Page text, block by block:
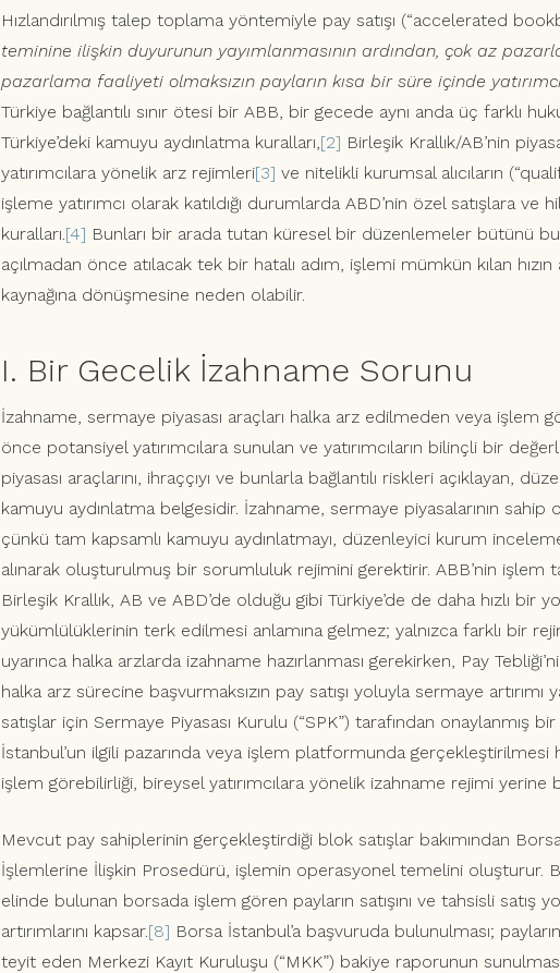
Hızlandırılmış talep toplama yöntemiyle pay satışı (“accelerated
teminine ilişkin duyurunun yayımlanmasının ardından, çok az
pazarlama faaliyeti olmaksızın payların kısa bir süre içinde
Türkiye bağlantılı sınır ötesi bir ABB, bir gecede aynı anda üç farklı
Türkiye’deki kamuyu aydınlatma kuralları, [2] Birleşik Krallık/AB’nin
yatırımcılara yönelik arz rejimleri[3] ve nitelikli kurumsal alıcıların
işleme yatırımcı olarak katıldığı durumlarda ABD’nin özel satışlara
kuralları. [4] Bunları bir arada tutan küresel bir düzenlemeler bütünü
açılmadan önce atılacak tek bir hatalı adım, işlemi mümkün kılan
kaynağına dönüşmesine neden olabilir.
I. Bir Gecelik İzahname Sorunu
İzahname, sermaye piyasası araçları halka arz edilmeden veya
önce potansiyel yatırımcılara sunulan ve yatırımcıların bilinçli bir
piyasası araçlarını, ihraççıyı ve bunlarla bağlantılı riskleri açıklayan,
kamuyu aydınlatma belgesidir. İzahname, sermaye piyasalarının
çünkü tam kapsamlı kamuyu aydınlatmayı, düzenleyici kurum
alınarak oluşturulmuş bir sorumluluk rejimini gerektirir. ABB’nin işlem
Birleşik Krallık, AB ve ABD’de olduğu gibi Türkiye’de de daha hızlı bir
yükümlülüklerinin terk edilmesi anlamına gelmez; yalnızca farklı bir
uyarınca halka arzlarda izahname hazırlanması gerekirken, Pay
halka arz sürecine başvurmaksızın pay satışı yoluyla sermaye artırımı
satışlar için Sermaye Piyasası Kurulu (“SPK”) tarafından onaylanmış
İstanbul’un ilgili pazarında veya işlem platformunda gerçekleştirilmesi
işlem görebilirliği, bireysel yatırımcılara yönelik izahname rejimi
Mevcut pay sahiplerinin gerçekleştirdiği blok satışlar bakımından
İşlemlerine İlişkin Prosedürü, işlemin operasyonel temelini oluşturur.
elinde bulunan borsada işlem gören payların satışını ve tahsisli satış
artırımlarını kapsar.[8] Borsa İstanbul’a başvuruda bulunulması;
teyit eden Merkezi Kayıt Kuruluşu (“MKK”) bakiye raporunun